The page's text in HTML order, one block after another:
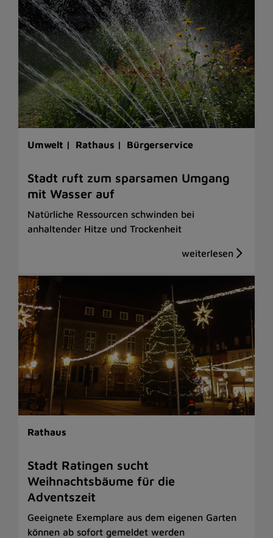
Umwelt | Rathaus | Bürgerservice
Stadt ruft zum sparsamen Umgang
mit Wasser auf
Natürliche Ressourcen schwinden bei
anhaltender Hitze und Trockenheit
Rathaus
Stadt Ratingen sucht
Weihnachtsbäume für die
Adventszeit
Geeignete Exemplare aus dem eigenen Garten
können ab sofort gemeldet werden